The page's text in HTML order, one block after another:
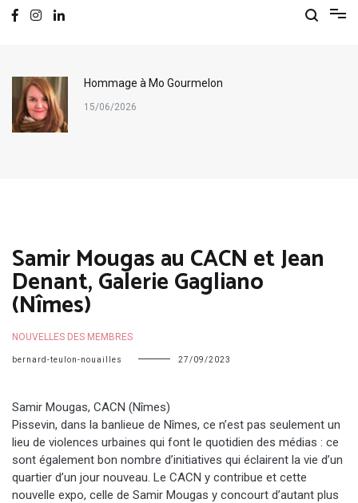
Hommage à Mo Gourmelon
15/06/2026
Samir Mougas au CACN et Jean
Denant, Galerie Gagliano
(Nîmes)
NOUVELLES DES MEMBRES
bernard-teulon-nouailles 27/09/2023
Samir Mougas, CACN (Nîmes)
Pissevin, dans la banlieue de Nîmes, ce n’est pas seulement un
lieu de violences urbaines qui font le quotidien des médias : ce
sont également bon nombre d’initiatives qui éclairent la vie d’un
quartier d’un jour nouveau. Le CACN y contribue et cette
nouvelle expo, celle de Samir Mougas y concourt d’autant plus